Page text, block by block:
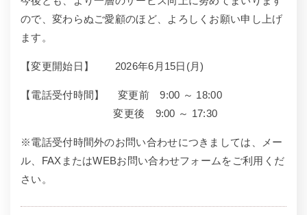
ので、変わらぬご愛顧のほど、よろしくお願い申し上げ
ます。
【変更開始日】 2026年6月15日(月)
【電話受付時間】 変更前 9:00 ～ 18:00
変更後 9:00 ～ 17:30
※電話受付時間外のお問い合わせにつきましては、メー
ル、FAXまたはWEBお問い合わせフォームをご利用くだ
さい。